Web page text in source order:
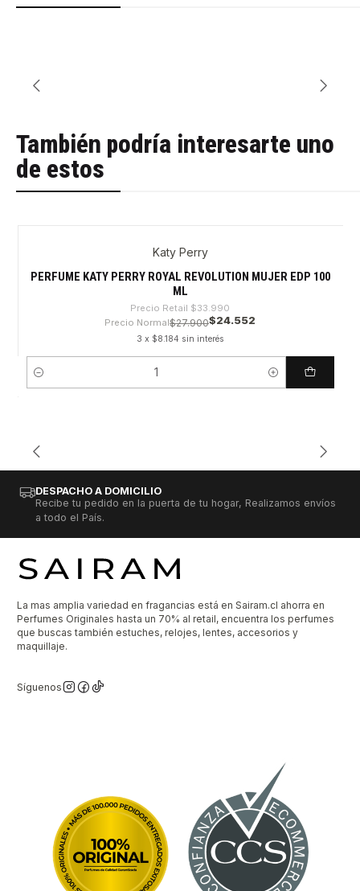
También podría interesarte uno
de estos
Katy Perry
PERFUME KATY PERRY ROYAL REVOLUTION MUJER EDP 100
ML
Precio Retail $33.990
Precio Normal$27.900$24.552
3 x $8.184 sin interés
Cantidad
DESPACHO A DOMICILIO
Recibe tu pedido en la puerta de tu hogar, Realizamos envíos
a todo el País.
La mas amplia variedad en fragancias está en Sairam.cl ahorra en
Perfumes Originales hasta un 70% al retail, encuentra los perfumes
que buscas también estuches, relojes, lentes, accesorios y
maquillaje.
Síguenos